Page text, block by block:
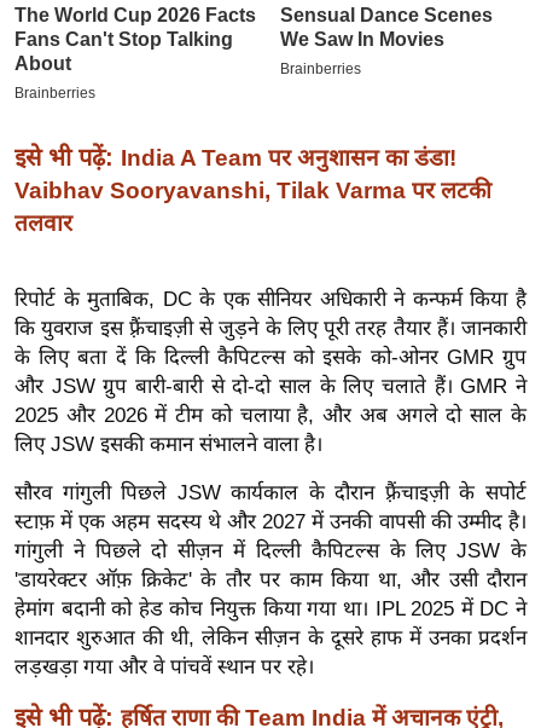
र
मि
सा
बे
मि
श
ख्सि
य
त
यं
ग
इं
डि
या
सा
हि
त्य
ज
इसे भी पढ़ें: India A Team पर अनुशासन का डंडा!
Vaibhav Sooryavanshi, Tilak Varma पर लटकी
तलवार
रिपोर्ट के मुताबिक, DC के एक सीनियर अधिकारी ने कन्फर्म किया है
कि युवराज इस फ़्रैंचाइज़ी से जुड़ने के लिए पूरी तरह तैयार हैं। जानकारी
के लिए बता दें कि दिल्ली कैपिटल्स को इसके को-ओनर GMR ग्रुप
और JSW ग्रुप बारी-बारी से दो-दो साल के लिए चलाते हैं। GMR ने
2025 और 2026 में टीम को चलाया है, और अब अगले दो साल के
लिए JSW इसकी कमान संभालने वाला है।
सौरव गांगुली पिछले JSW कार्यकाल के दौरान फ़्रैंचाइज़ी के सपोर्ट
स्टाफ़ में एक अहम सदस्य थे और 2027 में उनकी वापसी की उम्मीद है।
गांगुली ने पिछले दो सीज़न में दिल्ली कैपिटल्स के लिए JSW के
'डायरेक्टर ऑफ़ क्रिकेट' के तौर पर काम किया था, और उसी दौरान
हेमांग बदानी को हेड कोच नियुक्त किया गया था। IPL 2025 में DC ने
शानदार शुरुआत की थी, लेकिन सीज़न के दूसरे हाफ में उनका प्रदर्शन
लड़खड़ा गया और वे पांचवें स्थान पर रहे।
इसे भी पढ़ें: हर्षित राणा की Team India में अचानक एंट्री,